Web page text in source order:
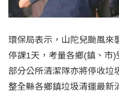
環保局表示，山陀兒颱風來
停課1天，考量各鄉(鎮、市)
部分公所清潔隊亦將停收垃
整全縣各鄉鎮垃圾清運最新